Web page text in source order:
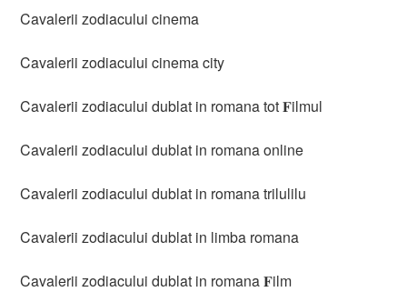
Cavalerii zodiacului cinema
Cavalerii zodiacului cinema city
Cavalerii zodiacului dublat in romana tot 𝐅ilmul
Cavalerii zodiacului dublat in romana online
Cavalerii zodiacului dublat in romana trilulilu
Cavalerii zodiacului dublat in limba romana
Cavalerii zodiacului dublat in romana 𝐅ilm